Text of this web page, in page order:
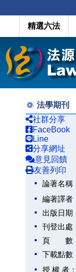
精選六法
法學期刊
社群分享
FaceBook
Line
分享網址
意見回饋
友善列印
論著名稱
編著譯者
出版日期
刊登出處
頁 數
下載點數
授 權 者：